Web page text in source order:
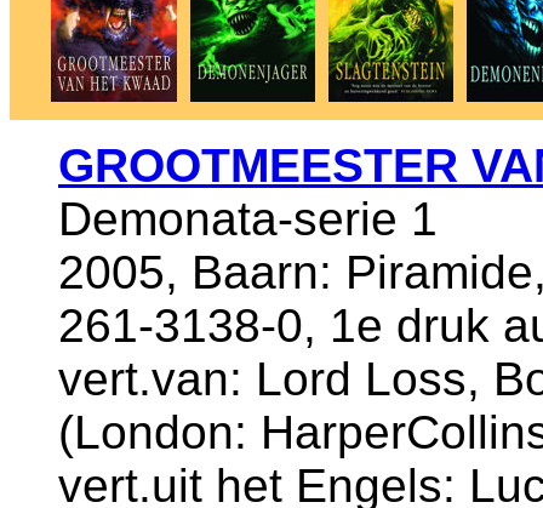
GROOTMEESTER
Demonata-serie 1
2005, Baarn:
261-3138-0, 1e druk
vert.van: Lord Loss,
(London:
vert.uit het Engels: